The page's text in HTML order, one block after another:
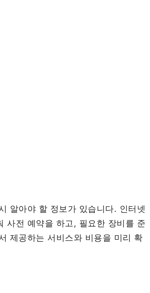
알아야 할 정보가 있습니다. 인터넷
사전 예약을 하고, 필요한 장비를 준
제공하는 서비스와 비용을 미리 확